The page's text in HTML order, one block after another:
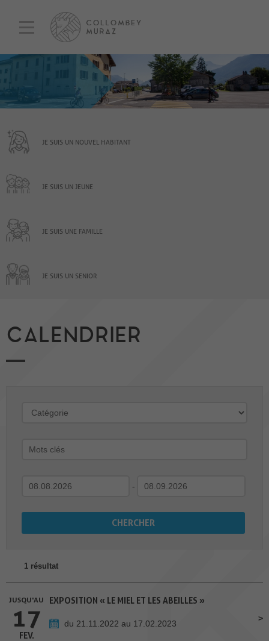
JE SUIS UN NOUVEL HABITANT
JE SUIS UN JEUNE
JE SUIS UNE FAMILLE
JE SUIS UN SENIOR
CALENDRIER
-
1 résultat
JUSQU'AU
17
FEV.
EXPOSITION « LE MIEL ET LES ABEILLES »
du 21.11.2022 au 17.02.2023